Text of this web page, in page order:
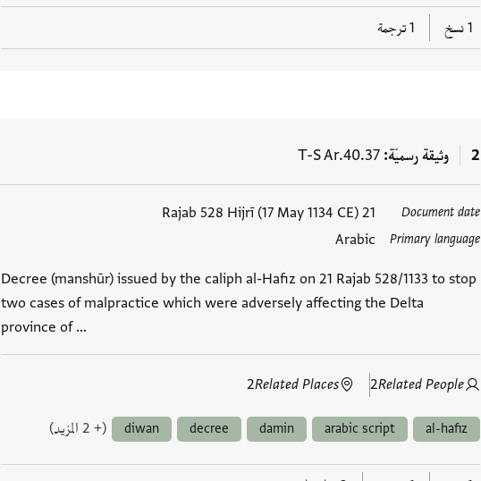
1 نسخ 1 ترجمة
2 وثيقة رسميّة T-S Ar.40.37
Document date
21 Rajab 528 Hijrī (17 May 1134 CE)
Primary language
Arabic
Decree (manshūr) issued by the caliph al-Hafiz on 21 Rajab 528/1133 to stop
two cases of malpractice which were adversely affecting the Delta
province of …
Related People
2
Related Places
2
العلامات
al-hafiz
arabic script
damin
decree
diwan (+ 2 المزيد)